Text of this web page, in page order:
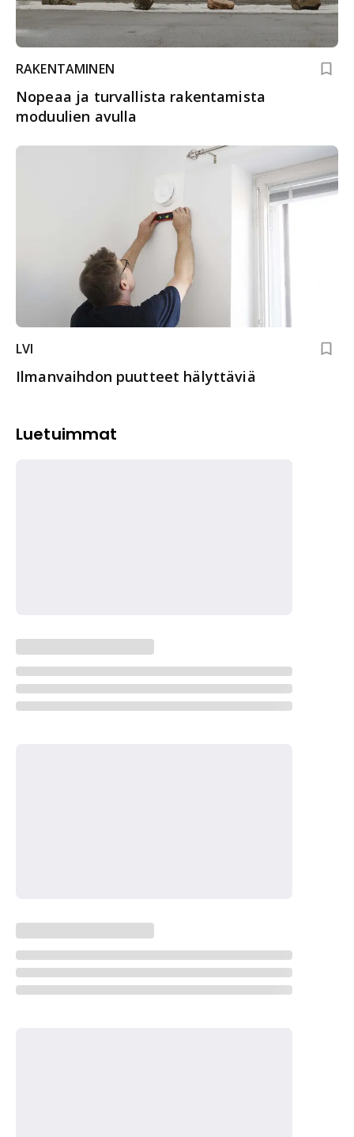
RAKENTAMINEN
Nopeaa ja turvallista rakentamista
moduulien avulla
LVI
Ilmanvaihdon puutteet hälyttäviä
Luetuimmat